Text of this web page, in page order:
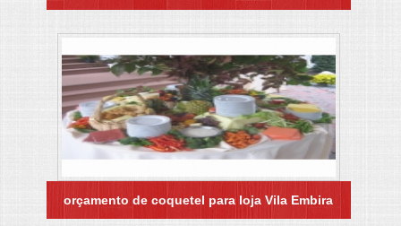
orçamento de coquetel para loja Vila Embira